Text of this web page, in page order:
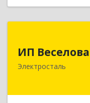
ИП
Электросталь